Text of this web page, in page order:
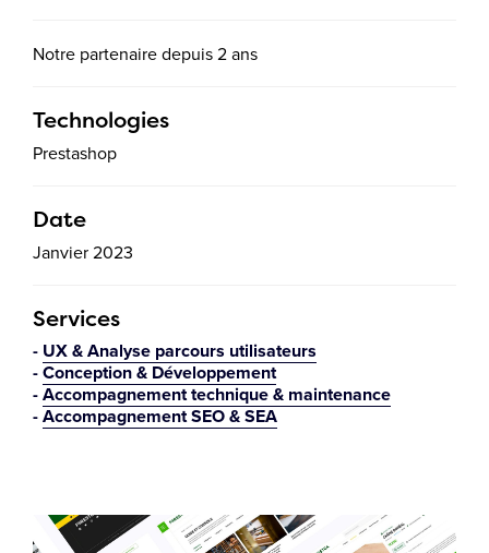
Notre partenaire depuis 2 ans
Technologies
Prestashop
Date
Janvier 2023
Services
UX & Analyse parcours utilisateurs
Conception & Développement
Accompagnement technique & maintenance
Accompagnement SEO & SEA